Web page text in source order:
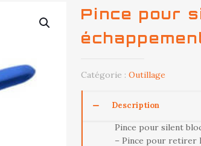
Pince pour
Catégorie : Outillage
Description
Pince pour silent
– Pince pour retirer